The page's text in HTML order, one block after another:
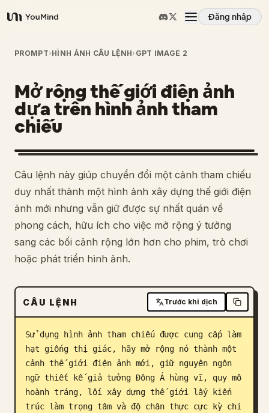
YouMind
Đăng nhập
Tổng quan
Các trường hợp sử dụng
Kỹ năng
Lời nhắc
Giá cả
Tải xuống
Blog
PROMPT›HÌNH ẢNH CÂU LỆNH› GPT IMAGE 2
Mở rộng thế giới điện ảnh
dựa trên hình ảnh tham
chiếu
1
Câu lệnh này giúp chuyển đổi một cảnh tham chiếu
duy nhất thành một hình ảnh xây dựng thế giới điện
ảnh mới nhưng vẫn giữ được sự nhất quán về
phong cách, hữu ích cho việc mở rộng ý tưởng
sang các bối cảnh rộng lớn hơn cho phim, trò chơi
hoặc phát triển hình ảnh.
CÂU LỆNH Trước khi dịch
Sử dụng hình ảnh tham chiếu được cung cấp làm
hạt giống thị giác, hãy mở rộng nó thành một
cảnh thế giới điện ảnh mới, giữ nguyên ngôn
ngữ thiết kế giả tưởng Đông Á hùng vĩ, quy mô
hoành tráng, lối xây dựng thế giới lấy kiến
trúc làm trọng tâm và độ chân thực cực kỳ chi